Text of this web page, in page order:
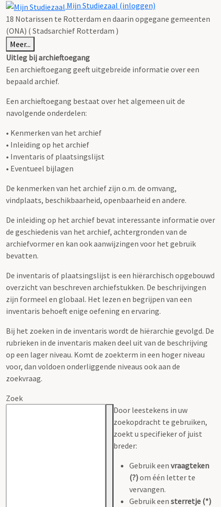
Mijn Studiezaal (inloggen)
18 Notarissen te Rotterdam en daarin opgegane gemeenten
(ONA) ( Stadsarchief Rotterdam )
Meer...
Uitleg bij archieftoegang
Een archieftoegang geeft uitgebreide informatie over een
bepaald archief.
Een archieftoegang bestaat over het algemeen uit de
navolgende onderdelen:
• Kenmerken van het archief
• Inleiding op het archief
• Inventaris of plaatsingslijst
• Eventueel bijlagen
De kenmerken van het archief zijn o.m. de omvang,
vindplaats, beschikbaarheid, openbaarheid en andere.
De inleiding op het archief bevat interessante informatie over
de geschiedenis van het archief, achtergronden van de
archiefvormer en kan ook aanwijzingen voor het gebruik
bevatten.
De inventaris of plaatsingslijst is een hiërarchisch opgebouwd
overzicht van beschreven archiefstukken. De beschrijvingen
zijn formeel en globaal. Het lezen en begrijpen van een
inventaris behoeft enige oefening en ervaring.
Bij het zoeken in de inventaris wordt de hiërarchie gevolgd. De
rubrieken in de inventaris maken deel uit van de beschrijving
op een lager niveau. Komt de zoekterm in een hoger niveau
voor, dan voldoen onderliggende niveaus ook aan de
zoekvraag.
Zoek
Door leestekens in uw
zoekopdracht te gebruiken,
zoekt u specifieker of juist
breder:
Gebruik een vraagteken
(?)om één letter te
vervangen.
Gebruik een sterretje (*)